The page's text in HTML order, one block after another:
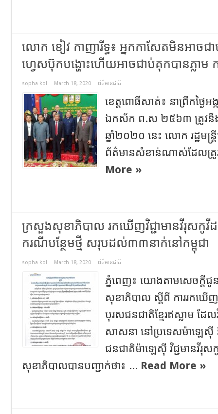
លោក ខៀវ កាញារីទ្ធ៖ អ្នកកាសែតមិនអាចជ
ហ្វេសប៊ុកបង្ហោះហើយអាចជាប់គុកបានភ្លាម
sopha kol March 18, 2020 ព័ត៌មានជាតិ
ខេត្តពោធិ៍សាត់៖ នាព្រឹកថ្ងៃអង្
ឯកស័ក ព.ស ២៥៦៣ ត្រូវនឹង
ឆ្នាំ២០២០ នេះ លោក រដ្ឋមន្
ព័ត៌មានសំខាន់ណាស់ដែលត្រូ
More »
ក្រសួងសុខាភិបាល រកឃើញវិជ្ជាមានវីរុសកូ
ករណីបន្ថែមថ្មី សរុបដល់៣៣នាក់នៅកម្ពុជា
sopha kol March 18, 2020 ព័ត៌មានជាតិ
ភ្នំពេញ៖ យោងតាមសេចក្តី
សុខាភិបាល ស្តីពី ការរកឃើ
បុរសជនជាតិខ្មែរឥស្លាម
សាសនា នៅប្រទេសម៉ាឡេ
ជនជាតិម៉ាឡេសុី វិជ្ជមានវីរុ
សុខាភិបាលបានបញ្ជាក់ថា៖ ... Read More »